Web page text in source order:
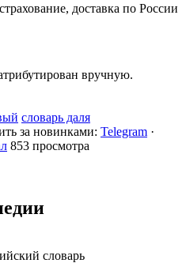
доставка по России
вручную.
словарь даля
за новинками: Telegram ·
853 просмотра